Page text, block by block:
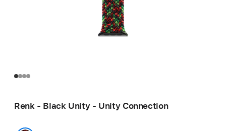
Renk - Black Unity - Unity Connection